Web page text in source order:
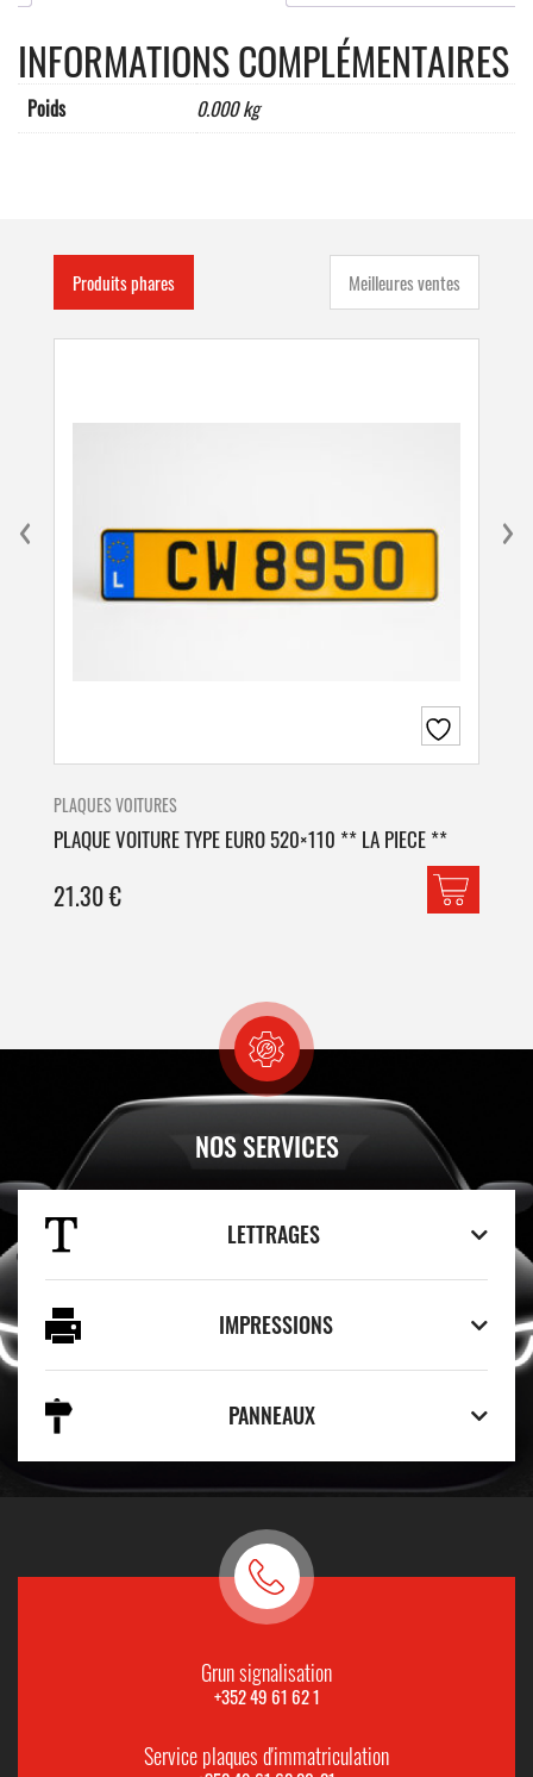
MM,DIMENSIONS:
410
x
150
INFORMATIONS COMPLÉMENTAIRES
Poids 0.000 kg
Produits phares Meilleures ventes
PLAQUES VOITURES
PLAQUE VOITURE TYPE EURO 520×110 ** LA PIECE **
21.30€
NOS SERVICES
LETTRAGES
IMPRESSIONS
PANNEAUX
Grun signalisation
+352 49 61 62 1
Service plaques d'immatriculation